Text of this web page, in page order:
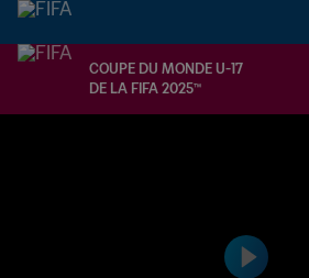
COUPE DU MONDE U-17
DE LA FIFA 2025™